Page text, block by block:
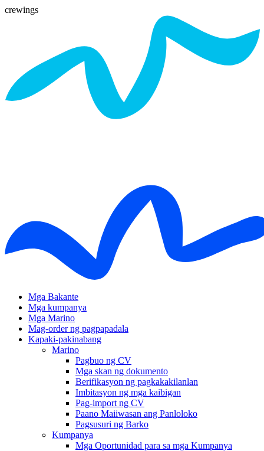
crewings
Mga Bakante
Mga kumpanya
Mga Marino
Mag-order ng pagpapadala
Kapaki-pakinabang
Marino
Pagbuo ng CV
Mga skan ng dokumento
Berifikasyon ng pagkakakilanlan
Imbitasyon ng mga kaibigan
Pag-import ng CV
Paano Maiiwasan ang Panloloko
Pagsusuri ng Barko
Kumpanya
Mga Oportunidad para sa mga Kumpanya